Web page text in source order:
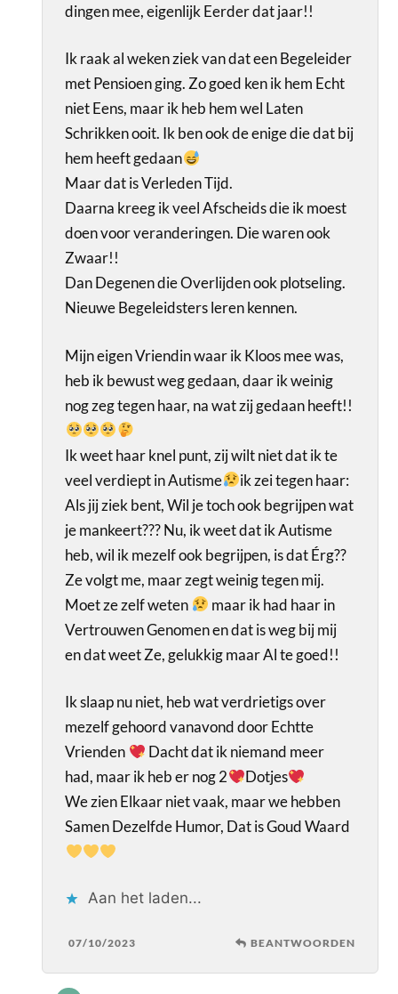
dingen mee, eigenlijk Eerder dat jaar!!
Ik raak al weken ziek van dat een Begeleider
met Pensioen ging. Zo goed ken ik hem Echt
niet Eens, maar ik heb hem wel Laten
Schrikken ooit. Ik ben ook de enige die dat bij
hem heeft gedaan
Maar dat is Verleden Tijd.
Daarna kreeg ik veel Afscheids die ik moest
doen voor veranderingen. Die waren ook
Zwaar!!
Dan Degenen die Overlijden ook plotseling.
Nieuwe Begeleidsters leren kennen.
Mijn eigen Vriendin waar ik Kloos mee was,
heb ik bewust weg gedaan, daar ik weinig
nog zeg tegen haar, na wat zij gedaan heeft!!
Ik weet haar knel punt, zij wilt niet dat ik te
veel verdiept in Autisme
ik zei tegen haar:
Als jij ziek bent, Wil je toch ook begrijpen wat
je mankeert??? Nu, ik weet dat ik Autisme
heb, wil ik mezelf ook begrijpen, is dat Érg??
Ze volgt me, maar zegt weinig tegen mij.
Moet ze zelf weten
maar ik had haar in
Vertrouwen Genomen en dat is weg bij mij
en dat weet Ze, gelukkig maar Al te goed!!
Ik slaap nu niet, heb wat verdrietigs over
mezelf gehoord vanavond door Echtte
Vrienden
Dacht dat ik niemand meer
had, maar ik heb er nog 2
Dotjes
We zien Elkaar niet vaak, maar we hebben
Samen Dezelfde Humor, Dat is Goud Waard
Aan het laden...
07/10/2023 BEANTWOORDEN